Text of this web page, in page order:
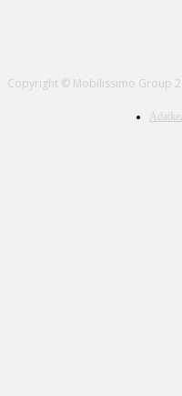
Copyright © Mobilissimo Group